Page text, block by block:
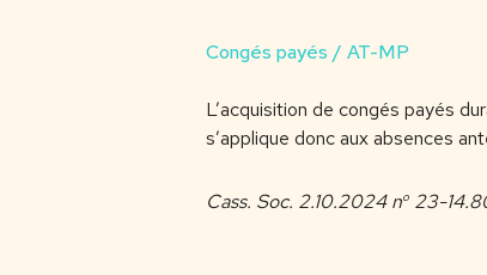
Congés payés / AT-MP
L’acquisition de congés payés
s’applique donc aux absences
Cass. Soc. 2.10.2024 no 23-